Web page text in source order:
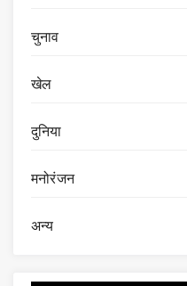
चुनाव
खेल
दुनिया
मनोरंजन
अन्य